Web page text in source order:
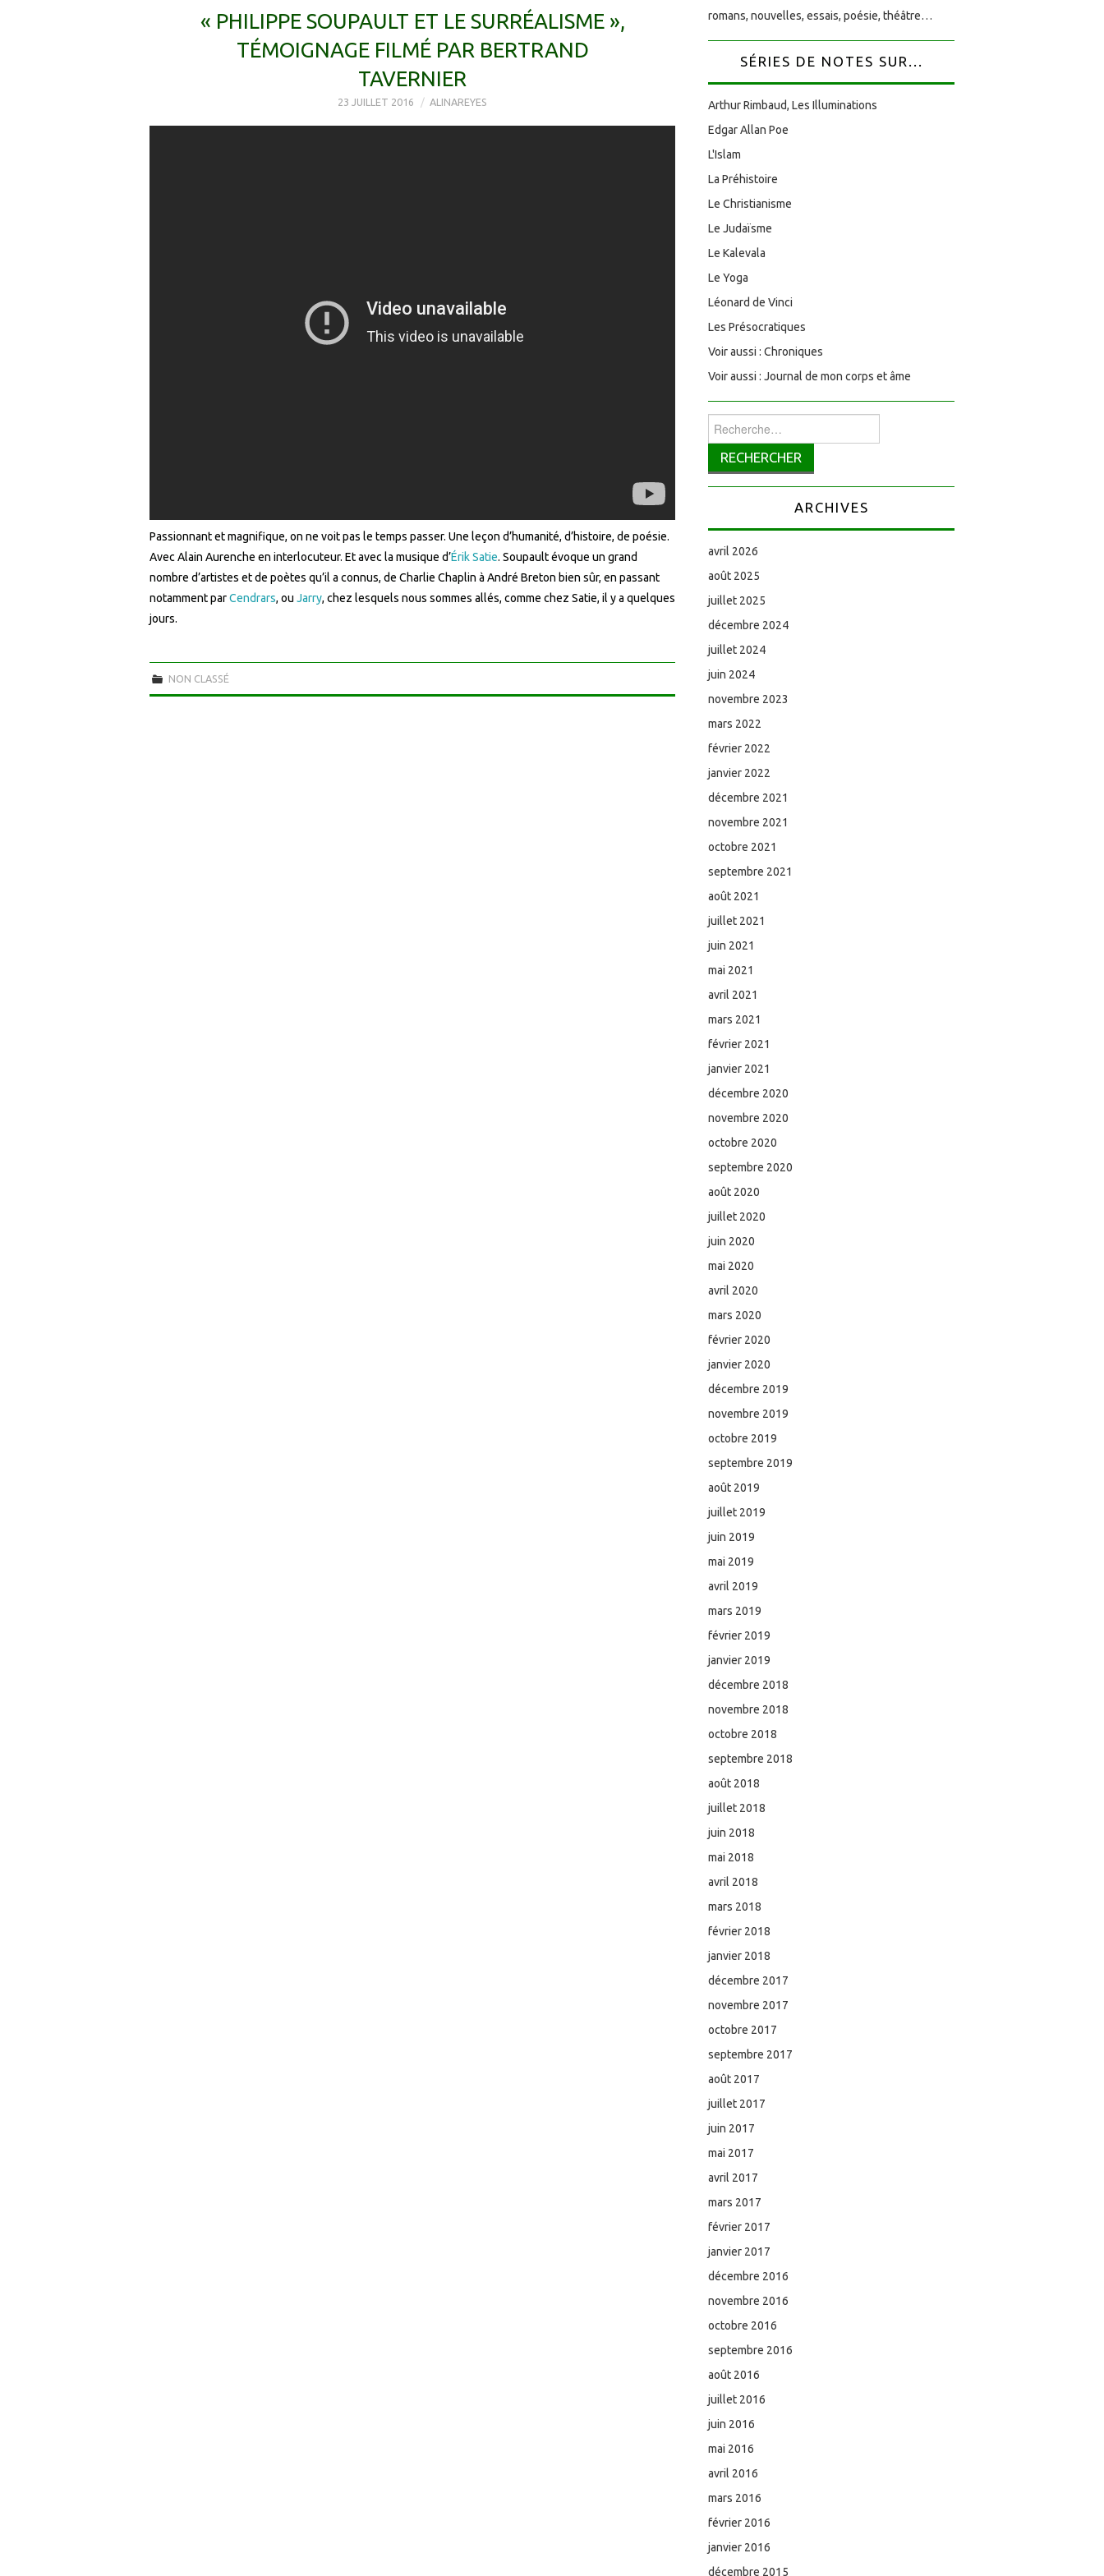
« PHILIPPE SOUPAULT ET LE SURRÉALISME »,
TÉMOIGNAGE FILMÉ PAR BERTRAND
TAVERNIER
23 JUILLET 2016 ALINAREYES
Passionnant et magnifique, on ne voit pas le temps passer. Une leçon d’humanité, d’histoire, de poésie.
Avec Alain Aurenche en interlocuteur. Et avec la musique d’Érik Satie. Soupault évoque un grand
nombre d’artistes et de poètes qu’il a connus, de Charlie Chaplin à André Breton bien sûr, en passant
notamment parCendrars, ou Jarry, chez lesquels nous sommes allés, comme chez Satie, il y a quelques
jours.
NON CLASSÉ
romans, nouvelles, essais, poésie, théâtre…
SÉRIES DE NOTES SUR...
Arthur Rimbaud, Les Illuminations
Edgar Allan Poe
L'Islam
La Préhistoire
Le Christianisme
Le Judaïsme
Le Kalevala
Le Yoga
Léonard de Vinci
Les Présocratiques
Voir aussi : Chroniques
Voir aussi : Journal de mon corps et âme
Rechercher :
ARCHIVES
avril 2026
août 2025
juillet 2025
décembre 2024
juillet 2024
juin 2024
novembre 2023
mars 2022
février 2022
janvier 2022
décembre 2021
novembre 2021
octobre 2021
septembre 2021
août 2021
juillet 2021
juin 2021
mai 2021
avril 2021
mars 2021
février 2021
janvier 2021
décembre 2020
novembre 2020
octobre 2020
septembre 2020
août 2020
juillet 2020
juin 2020
mai 2020
avril 2020
mars 2020
février 2020
janvier 2020
décembre 2019
novembre 2019
octobre 2019
septembre 2019
août 2019
juillet 2019
juin 2019
mai 2019
avril 2019
mars 2019
février 2019
janvier 2019
décembre 2018
novembre 2018
octobre 2018
septembre 2018
août 2018
juillet 2018
juin 2018
mai 2018
avril 2018
mars 2018
février 2018
janvier 2018
décembre 2017
novembre 2017
octobre 2017
septembre 2017
août 2017
juillet 2017
juin 2017
mai 2017
avril 2017
mars 2017
février 2017
janvier 2017
décembre 2016
novembre 2016
octobre 2016
septembre 2016
août 2016
juillet 2016
juin 2016
mai 2016
avril 2016
mars 2016
février 2016
janvier 2016
décembre 2015